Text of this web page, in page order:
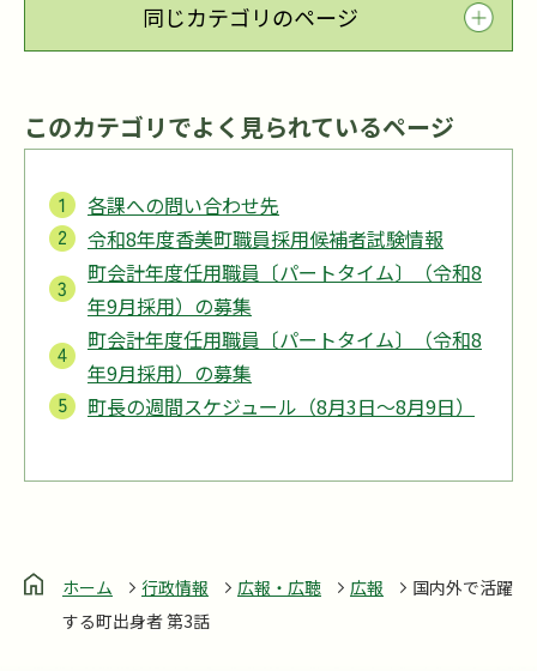
同じカテゴリのページ
このカテゴリでよく見られているページ
各課への問い合わせ先
令和8年度香美町職員採用候補者試験情報
町会計年度任用職員〔パートタイム〕（令和8
年9月採用）の募集
町会計年度任用職員〔パートタイム〕（令和8
年9月採用）の募集
町長の週間スケジュール（8月3日～8月9日）
ホーム 行政情報 広報・広聴 広報
国内外で活躍
する町出身者 第3話